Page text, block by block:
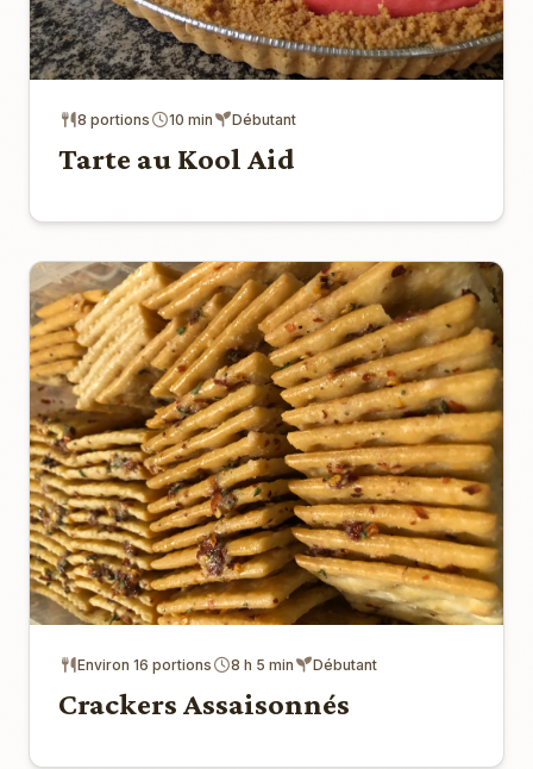
8 portions 10 min Débutant
Tarte au Kool Aid
Environ 16 portions 8 h 5 min Débutant
Crackers Assaisonnés